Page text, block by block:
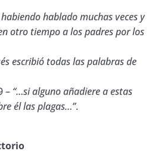
de Estudio
00:01:00
Bíblico # 11
de Estudio
de Estudio
habiendo hablado muchas veces y
otro tiempo a los padres por los
escribió todas las palabras de
– “…si alguno añadiere a estas
él las plagas…”.